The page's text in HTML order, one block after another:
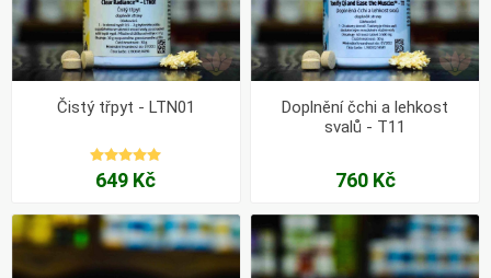
Čistý třpyt - LTN01
649 Kč
Doplnění čchi a lehkost
svalů - T11
760 Kč